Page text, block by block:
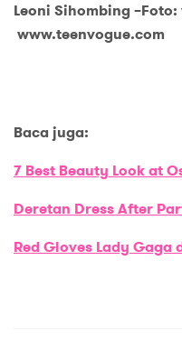
Leoni Sihombing
www.teenvogue.com
Baca juga:
7 Best Beauty Look at
Deretan Dress After
Red Gloves Lady Gaga